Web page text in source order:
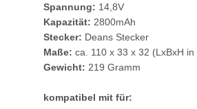
Spannung: 14,8V
Kapazität: 2800mAh
Stecker: Deans Stecker
Maße: ca. 110 x 33 x 32 (LxBxH in
Gewicht: 219 Gramm
kompatibel mit für: